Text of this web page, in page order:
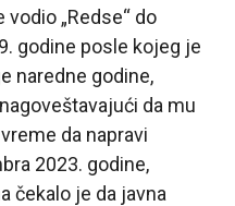
„Redse“ do
godine posle kojeg je
naredne godine,
da mu
da napravi
2023. godine,
čekalo je da javna